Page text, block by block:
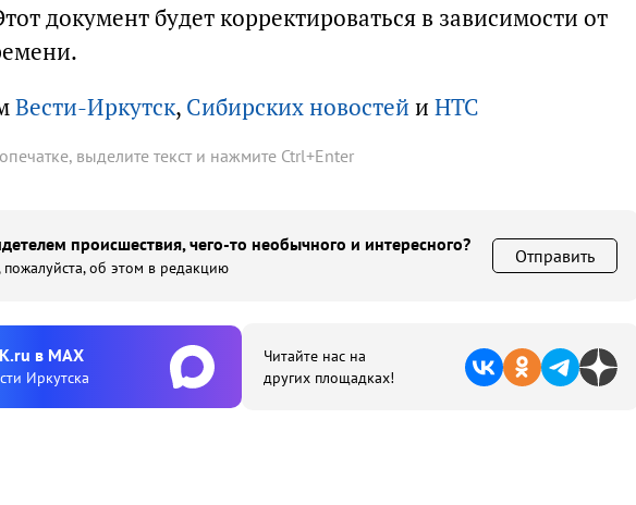
документ будет корректироваться в зависимости от
Вести-Иркутск, Сибирских новостей и НТС
выделите текст и нажмите Ctrl+Enter
происшествия, чего-то необычного и интересного?
об этом в редакцию
Отправить
в MAX
Иркутска
Читайте нас на
других площадках!